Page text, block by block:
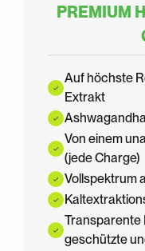
PREMIUM
Auf höchste
Extrakt
Von einem
(jede Charge)
Vollspektrum
Transparente
geschützte